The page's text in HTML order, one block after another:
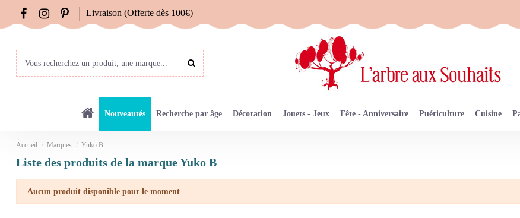
Livraison (Offerte dès 100€)
Nouveautés Recherche par âge Décoration Jouets - Jeux Fête - Anniversaire Puériculture Cuisine
Accueil Marques Yuko B
Liste des produits de la marque Yuko B
Aucun produit disponible pour le moment